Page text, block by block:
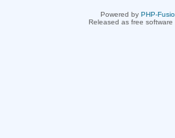
Powered by PHP-
Released as free